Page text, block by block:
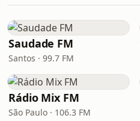
Saudade FM
Santos · 99.7 FM
Rádio Mix FM
São Paulo · 106.3 FM